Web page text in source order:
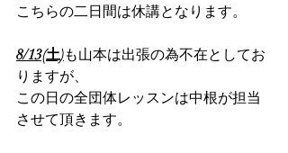
こちらの二日間は休講となります。
8/13(土)も山本は出張の為不在としてお
りますが、
この日の全団体レッスンは中根が担当
させて頂きます。